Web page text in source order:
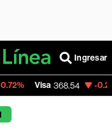
Ingresar
368.54 -0.28%